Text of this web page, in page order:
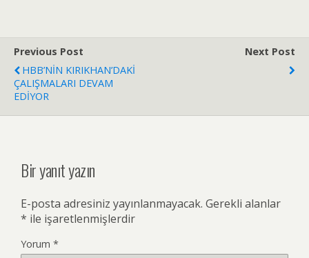
Previous Post
HBB’NİN KIRIKHAN’DAKİ
ÇALIŞMALARI DEVAM
EDİYOR
Next Post
Bir yanıt yazın
E-posta adresiniz yayınlanmayacak. Gerekli alanlar
* ile işaretlenmişlerdir
Yorum *